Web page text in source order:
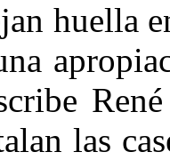
huella
las